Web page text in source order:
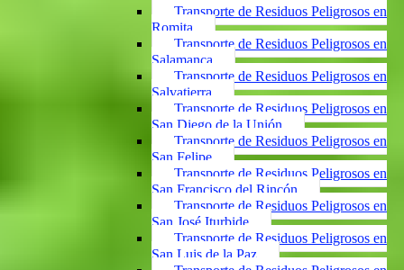
Transporte de Residuos Peligrosos en
Romita
Transporte de Residuos Peligrosos en
Salamanca
Transporte de Residuos Peligrosos en
Salvatierra
Transporte de Residuos Peligrosos en
San Diego de la Unión
Transporte de Residuos Peligrosos en
San Felipe
Transporte de Residuos Peligrosos en
San Francisco del Rincón
Transporte de Residuos Peligrosos en
San José Iturbide
Transporte de Residuos Peligrosos en
San Luis de la Paz